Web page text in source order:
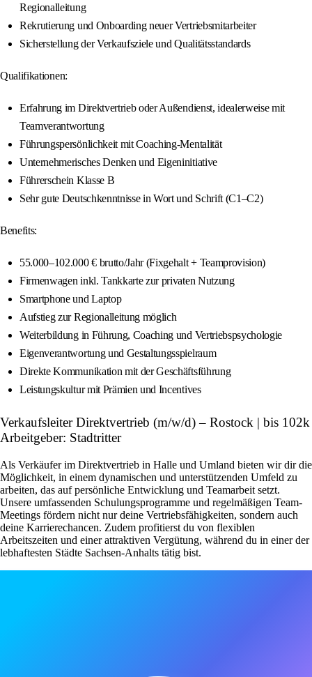
Regionalleitung
Rekrutierung und Onboarding neuer Vertriebsmitarbeiter
Sicherstellung der Verkaufsziele und Qualitätsstandards
Qualifikationen:
Erfahrung im Direktvertrieb oder Außendienst, idealerweise mit
Teamverantwortung
Führungspersönlichkeit mit Coaching-Mentalität
Unternehmerisches Denken und Eigeninitiative
Führerschein Klasse B
Sehr gute Deutschkenntnisse in Wort und Schrift (C1–C2)
Benefits:
55.000–102.000 € brutto/Jahr (Fixgehalt + Teamprovision)
Firmenwagen inkl. Tankkarte zur privaten Nutzung
Smartphone und Laptop
Aufstieg zur Regionalleitung möglich
Weiterbildung in Führung, Coaching und Vertriebspsychologie
Eigenverantwortung und Gestaltungsspielraum
Direkte Kommunikation mit der Geschäftsführung
Leistungskultur mit Prämien und Incentives
Verkaufsleiter Direktvertrieb (m/w/d) – Rostock | bis 102k
Arbeitgeber: Stadtritter
Als Verkäufer im Direktvertrieb in Halle und Umland bieten wir dir die
Möglichkeit, in einem dynamischen und unterstützenden Umfeld zu
arbeiten, das auf persönliche Entwicklung und Teamarbeit setzt.
Unsere umfassenden Schulungsprogramme und regelmäßigen Team-
Meetings fördern nicht nur deine Vertriebsfähigkeiten, sondern auch
deine Karrierechancen. Zudem profitierst du von flexiblen
Arbeitszeiten und einer attraktiven Vergütung, während du in einer der
lebhaftesten Städte Sachsen-Anhalts tätig bist.